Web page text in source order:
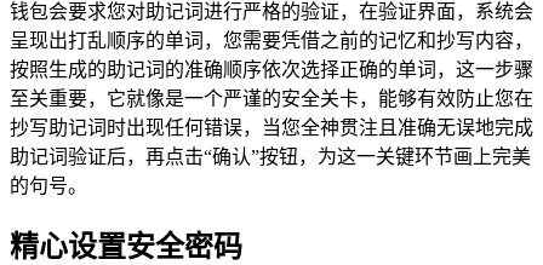
钱包会要求您对助记词进行严格的验证，在验证界面，系统会
呈现出打乱顺序的单词，您需要凭借之前的记忆和抄写内容，
按照生成的助记词的准确顺序依次选择正确的单词，这一步骤
至关重要，它就像是一个严谨的安全关卡，能够有效防止您在
抄写助记词时出现任何错误，当您全神贯注且准确无误地完成
助记词验证后，再点击“确认”按钮，为这一关键环节画上完美
的句号。
精心设置安全密码